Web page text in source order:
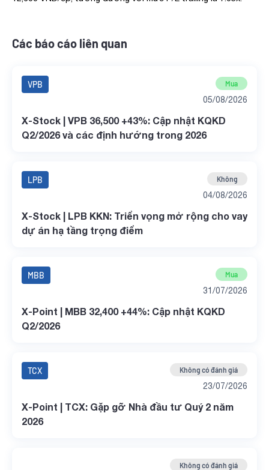
Các báo cáo liên quan
VPB Mua
05/08/2026
X-Stock | VPB 36,500 +43%: Cập nhật KQKD
Q2/2026 và các định hướng trong 2026
LPB Không
04/08/2026
X-Stock | LPB KKN: Triển vọng mở rộng cho vay
dự án hạ tầng trọng điểm
MBB Mua
31/07/2026
X-Point | MBB 32,400 +44%: Cập nhật KQKD
Q2/2026
TCX Không có đánh giá
23/07/2026
X-Point | TCX: Gặp gỡ Nhà đầu tư Quý 2 năm
2026
Không có đánh giá